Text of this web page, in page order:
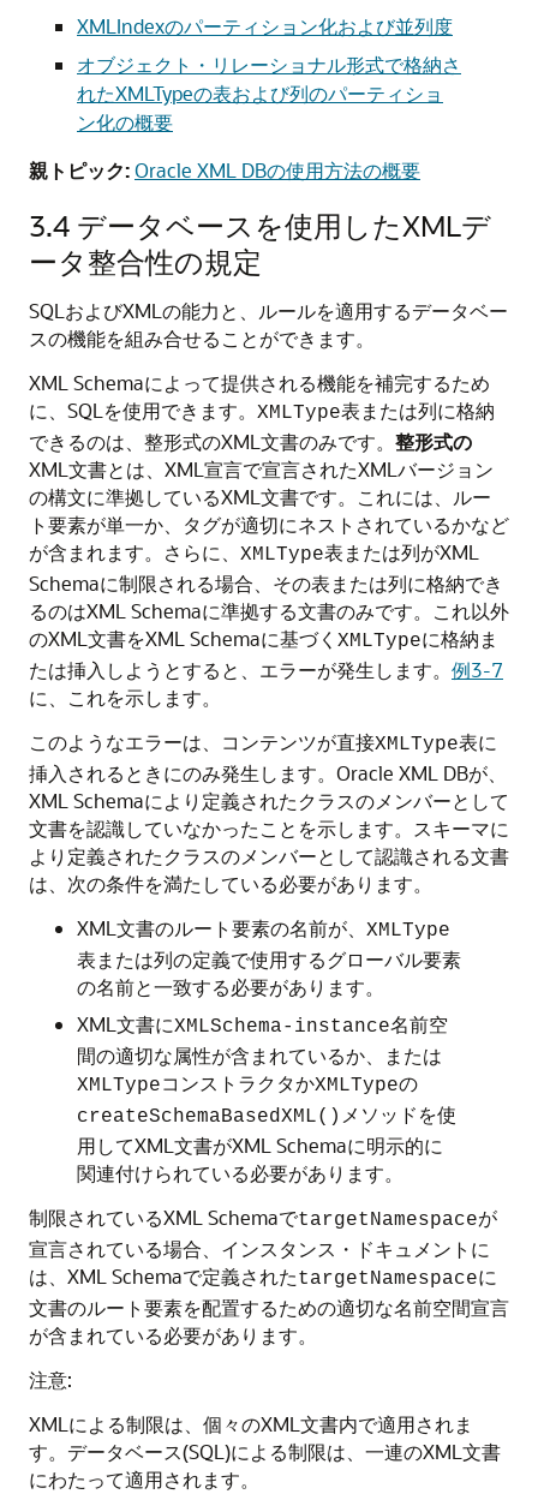
XMLIndexのパーティション化および並列度
オブジェクト・リレーショナル形式で格納さ
れたXMLTypeの表および列のパーティショ
ン化の概要
親トピック:Oracle XML DBの使用方法の概要
3.4 データベースを使用したXMLデ
ータ整合性の規定
SQLおよびXMLの能力と、ルールを適用するデータベー
スの機能を組み合せることができます。
XML Schemaによって提供される機能を補完するため
に、SQLを使用できます。 XMLType表または列に格納
できるのは、整形式のXML文書のみです。 整形式の
XML文書とは、XML宣言で宣言されたXMLバージョン
の構文に準拠しているXML文書です。これには、ルー
ト要素が単一か、タグが適切にネストされているかなど
が含まれます。さらに、 XMLType表または列がXML
Schemaに制限される場合、その表または列に格納でき
るのはXML Schemaに準拠する文書のみです。これ以外
のXML文書をXML Schemaに基づく XMLTypeに格納ま
たは挿入しようとすると、エラーが発生します。 例3-7
に、これを示します。
このようなエラーは、コンテンツが直接XMLType表に
挿入されるときにのみ発生します。Oracle XML DBが、
XML Schemaにより定義されたクラスのメンバーとして
文書を認識していなかったことを示します。スキーマに
より定義されたクラスのメンバーとして認識される文書
は、次の条件を満たしている必要があります。
XML文書のルート要素の名前が、 XMLType
表または列の定義で使用するグローバル要素
の名前と一致する必要があります。
XML文書にXMLSchema-instance名前空
間の適切な属性が含まれているか、または
XMLTypeコンストラクタかXMLTypeの
createSchemaBasedXML() メソッドを使
用してXML文書がXML Schemaに明示的に
関連付けられている必要があります。
制限されているXML SchemaでtargetNamespaceが
宣言されている場合、インスタンス・ドキュメントに
は、XML Schemaで定義されたtargetNamespaceに
文書のルート要素を配置するための適切な名前空間宣言
が含まれている必要があります。
注意:
XMLによる制限は、個々のXML文書内で適用されま
す。データベース(SQL)による制限は、一連のXML文書
にわたって適用されます。